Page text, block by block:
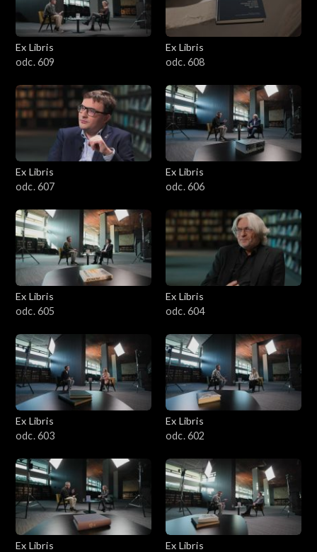
Ex Libris
odc. 609
Ex Libris
odc. 608
Ex Libris
odc. 607
Ex Libris
odc. 606
Ex Libris
odc. 605
Ex Libris
odc. 604
Ex Libris
odc. 603
Ex Libris
odc. 602
Ex Libris
Ex Libris